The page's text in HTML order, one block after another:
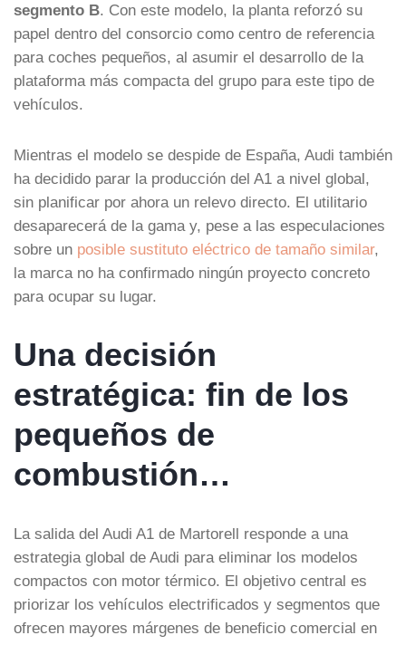
segmento B. Con este modelo, la planta reforzó su
papel dentro del consorcio como centro de referencia
para coches pequeños, al asumir el desarrollo de la
plataforma más compacta del grupo para este tipo de
vehículos.
Mientras el modelo se despide de España, Audi también
ha decidido parar la producción del A1 a nivel global,
sin planificar por ahora un relevo directo. El utilitario
desaparecerá de la gama y, pese a las especulaciones
sobre un posible sustituto eléctrico de tamaño similar,
la marca no ha confirmado ningún proyecto concreto
para ocupar su lugar.
Una decisión
estratégica: fin de los
pequeños de
combustión…
La salida del Audi A1 de Martorell responde a una
estrategia global de Audi para eliminar los modelos
compactos con motor térmico. El objetivo central es
priorizar los vehículos electrificados y segmentos que
ofrecen mayores márgenes de beneficio comercial en